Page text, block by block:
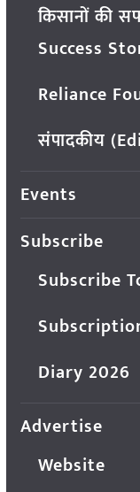
किसानों की
Success
Reliance
संपादकीय
Events
Subscribe
Subscribe
Diary 2026
Advertise
Website